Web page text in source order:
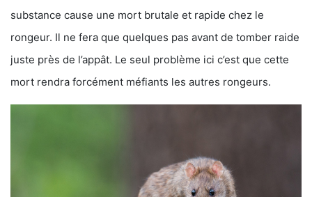
substance cause une mort brutale et rapide chez le
rongeur. Il ne fera que quelques pas avant de tomber raide
juste près de l’appât. Le seul problème ici c’est que cette
mort rendra forcément méfiants les autres rongeurs.